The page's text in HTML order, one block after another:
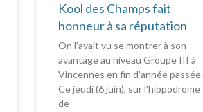
Kool des Champs fait
honneur à sa réputation
On l’avait vu se montrer à son
avantage au niveau Groupe III à
Vincennes en fin d’année passée.
Ce jeudi (6 juin), sur l’hippodrome
de